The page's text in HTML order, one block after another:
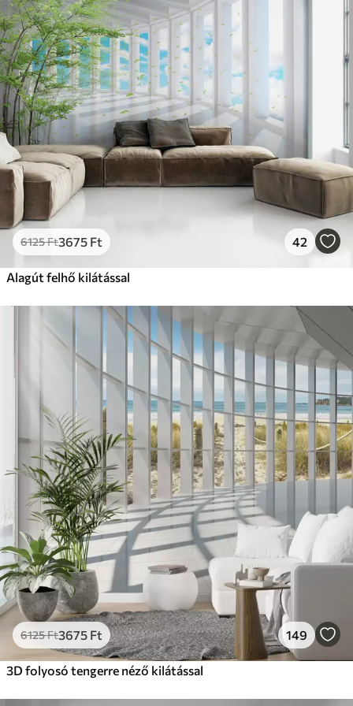
6125Ft3675 Ft 42
Alagút felhő kilátással
6125Ft3675 Ft 149
3D folyosó tengerre néző kilátással